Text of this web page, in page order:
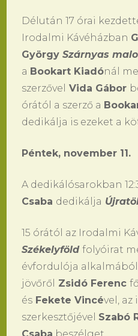
Délután 17 órai
Irodalmi Kávéházban
GyörgySzárnyas
a Bookart Kiadónál
szerzővel Vida Gábor
órától a szerző a
dedikálja is ezeket a
Péntek, november 11.
A dedikálósarokban
Csaba dedikálja
15 órától az Irodalmi
Székelyföldfolyóirat
évfordulója
jövőről
Zsidó Ferenc
és Fekete Vincével,
szerkesztőjével Szabó
Csaba beszélget.